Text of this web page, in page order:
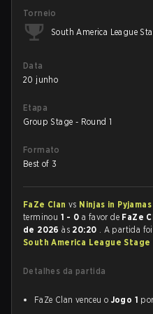
Torneio
South America League
Data
20 junho
Etapa
Group Stage - Round 1
Formato
Best of 3
FaZe Clan vs Ninjas in
terminou 1 - 0 a favor de FaZe
de 2026às 20:20 . A partida
South America League Stage
Detalhes da partida
FaZe Clan venceu o Jogo 1 por